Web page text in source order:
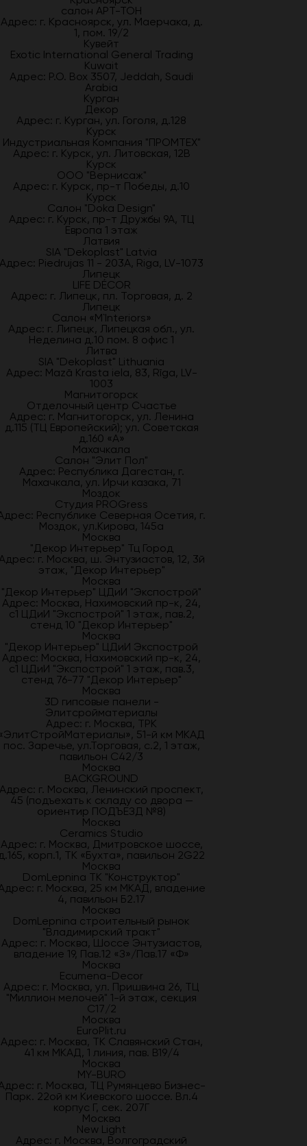
салон АРТ-ТОН
Адрес: г. Красноярск, ул. Маерчака, д.
1, пом. 19/2
Кувейт
Exotic International General Trading
Kuwait
Адрес: P.O. Box 3507, Jeddah, Saudi
Arabia
Курган
Декор
Адрес: г. Курган, ул. Гоголя, д.128
Курск
Индустриальная Компания "ПРОМТЕХ"
Адрес: г. Курск, ул. Литовская, 12В
Курск
ООО "Вернисаж"
Адрес: г. Курск, пр-т Победы, д.10
Курск
Салон "Doka Design"
Адрес: г. Курск, пр-т Дружбы 9А, ТЦ
Европа 1 этаж
Латвия
SIA "Dekoplast" Latvia
Адрес: Piedrujas 11 - 203A, Riga, LV-1073
Липецк
LIFE DÉCOR
Адрес: г. Липецк, пл. Торговая, д. 2
Липецк
Салон «M`Interiors»
Адрес: г. Липецк, Липецкая обл., ул.
Неделина д.10 пом. 8 офис 1
Литва
SIA "Dekoplast" Lithuania
Адрес: Mazā Krasta iela, 83, Rīga, LV-
1003
Магнитогорск
Отделочный центр Счастье
Адрес: г. Магнитогорск, ул. Ленина
д.115 (ТЦ Европейский); ул. Советская
д.160 «А»
Махачкала
Салон "Элит Пол"
Адрес: Республика Дагестан, г.
Махачкала, ул. Ирчи казака, 71
Моздок
Студия PROGress
Республике Северная Осетия, г.
Моздок, ул.Кирова, 145а
Москва
"Декор Интерьер" Тц Город
г. Москва, ш. Энтузиастов, 12, 3й
этаж, "Декор Интерьер"
Москва
"Декор Интерьер" ЦДиИ "Экспострой"
Адрес: Москва, Нахимовский пр-к, 24,
с1 ЦДиИ "Экспострой" 1 этаж, пав.2,
стенд 10 "Декор Интерьер"
Москва
"Декор Интерьер" ЦДиИ Экспострой
Адрес: Москва, Нахимовский пр-к, 24,
с1 ЦДиИ "Экспострой" 1 этаж, пав.3,
стенд 76-77 "Декор Интерьер"
Москва
3D гипсовые панели -
Элитсройматериалы
Адрес: г. Москва, ТРК
51-й км МКАД
пос. Заречье, ул.Торговая, с.2, 1 этаж,
павильон С42/3
Москва
BACKGROUND
Адрес: г. Москва, Ленинский проспект,
45 (подъехать к складу со двора —
ориентир ПОДЪЕЗД №8)
Москва
Ceramics Studio
Адрес: г. Москва, Дмитровское шоссе,
корп.1, ТК «Бухта», павильон 2G22
Москва
DomLepnina ТК "Конструктор"
г. Москва, 25 км МКАД, владение
4, павильон Б2.17
Москва
DomLepnina строительный рынок
"Владимирский тракт"
Адрес: г. Москва, Шоссе Энтузиастов,
владение 19, Пав.12 «З»/Пав.17 «Ф»
Москва
Ecumena-Decor
Адрес: г. Москва, ул. Пришвина 26, ТЦ
"Миллион мелочей" 1-й этаж, секция
С17/2
Москва
EuroPlit.ru
Адрес: г. Москва, ТК Славянский Стан,
41 км МКАД, 1 линия, пав. В19/4
Москва
MY-BURO
г. Москва, ТЦ Румянцево Бизнес-
Парк. 22ой км Киевского шоссе. Вл.4
корпус Г, сек. 207Г
Москва
New Light
Адрес: г. Москва, Волгоградский